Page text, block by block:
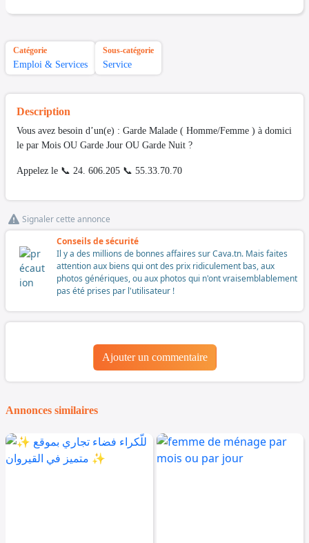
Catégorie
Emploi & Services
Sous-catégorie
Service
Description
Vous avez besoin d’un(e) : Garde Malade ( Homme/Femme ) à domici
le par Mois OU Garde Jour OU Garde Nuit ?
Appelez le 📞 24. 606.205 📞 55.33.70.70
Signaler cette annonce
Conseils de sécurité
Il y a des millions de bonnes affaires sur Cava.tn. Mais faites
attention aux biens qui ont des prix ridiculement bas, aux
photos génériques, ou aux photos qui n'ont vraisemblablement
pas été prises par l'utilisateur !
Ajouter un commentaire
Annonces similaires